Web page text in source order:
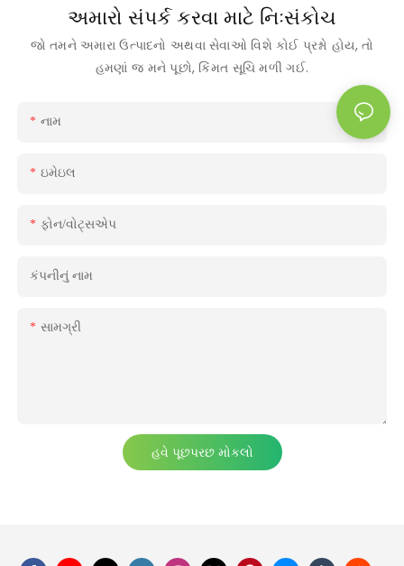
અમારો સંપર્ક કરવા માટે નિઃસંકોચ
જો તમને અમારા ઉત્પાદનો અથવા સેવાઓ વિશે કોઈ પ્રશ્નો હોય, તો
હમણાં જ મને પૂછો, કિંમત સૂચિ મળી ગઈ.
નામ
ઇમેઇલ
ફોન/વોટ્સએપ
કંપનીનું નામ
સામગ્રી
હવે પૂછપરછ મોકલો